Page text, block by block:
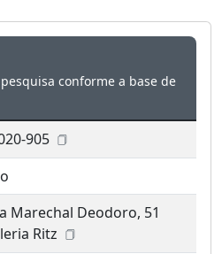
conforme a base de
905
Marechal Deodoro, 51
Ritz